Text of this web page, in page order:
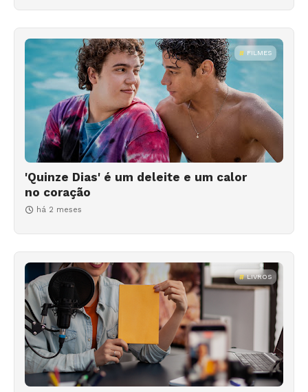
FILMES
'Quinze Dias' é um deleite e um calor
no coração
há 2 meses
LIVROS